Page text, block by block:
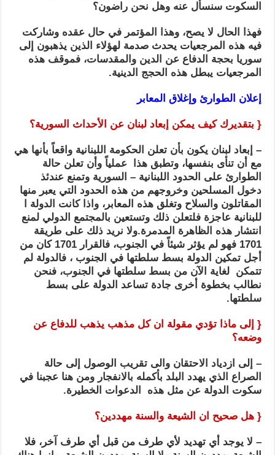
السكوت سنسأل عنه وهل نحن راضون؟
فهذا الحال لا يصح، وهذا المؤتمر في حال عقده وشاركت
فيه هذه المرجعيات يحدث صدمة لهؤلاء الذين يذهبون إلى
سوريا بحجة الدفاع عن الدين والمقدسات، فموقف هذه
المرجعيات يبطل هذه الحجج الدينية.
إعلان الطوارئوإغلاق المعابر
{ بتقديرك كيف يمكن إبعاد لبنان عن الأحداث السورية؟
– إبعاد لبنان يكون بأن تعلن الحكومة اللبنانية واقعاً بأنها هي
مع أن تنأى بنفسها، وتطبق هذا عملياً وأن تعلن حالة
الطوارئ على الحدود اللبنانية – السورية وتمنع عندئذ
دخول المسلحين وخروجهم من هذه الحدود التي يعبر منها
المقاتلون والسلاح وتغلق هذه المعابر، واذا كانت الدولة ا
للبنانية عاجزة فلتعلن ذلك وتستعين بالمجتمع الدولي لمنع
انتشار هذه الظاهرة المدمرة.ولا نريد ذلك على طريقة
1701 فهو لم يؤثر شيئاً في الجنوب، فالقرار 1701 كان من
أجل تمكين الدولة بسط سلطتها في الجنوب ، فالدولة لم
تتمكن لغاية الآن من بسط سلطتها في الجنوب، فنحن
نطالب بخطوة أخرى جادة تساعد الدولة على بسط
سلطتها.
{ إلى ماذا تؤدي مقولة ان كل مذهب يذهب للدفاع عن
وضعه؟
– إلى ازدياد الاحتقان والى تقريب الوصول إلى حالة
الصراع الذي يهدد البلد بأكمله بالانفجار ومن هنا عجبنا في
سكوت الدولة عن مثل هذه الدعوات الخطيرة.
{ هل صحيح ان الشيعة والسنة مهددين؟
– لا يوجد أي تهديد لأي طرف من قبل أي طرف آخر، فلا